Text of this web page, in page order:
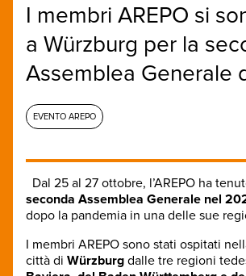
I membri AREPO si
a Würzburg per la
Assemblea Generale
EVENTO AREPO
Dal 25 al 27 ottobre, l’AREPO ha
seconda Assemblea Generale nel
dopo la pandemia in una delle sue
I membri AREPO sono stati ospitati
città di Würzburg dalle tre regioni